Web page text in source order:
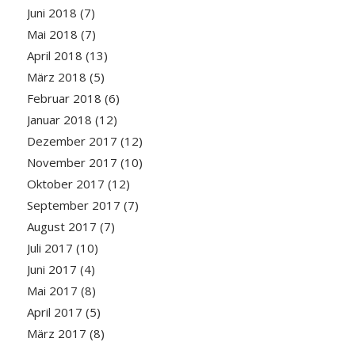
Juni 2018 (7)
Mai 2018 (7)
April 2018 (13)
März 2018 (5)
Februar 2018 (6)
Januar 2018 (12)
Dezember 2017 (12)
November 2017 (10)
Oktober 2017 (12)
September 2017 (7)
August 2017 (7)
Juli 2017 (10)
Juni 2017 (4)
Mai 2017 (8)
April 2017 (5)
März 2017 (8)